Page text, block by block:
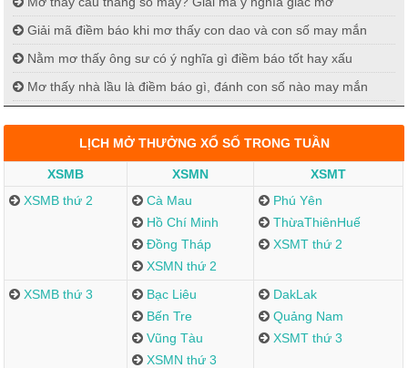
Giải mã điềm báo khi mơ thấy con dao và con số may mắn
Nằm mơ thấy ông sư có ý nghĩa gì điềm báo tốt hay xấu
Mơ thấy nhà lầu là điềm báo gì, đánh con số nào may mắn
LỊCH MỞ THƯỞNG XỔ SỐ TRONG TUẦN
XSMB XSMN
XSMT
XSMB thứ 2
Cà Mau
Hồ Chí Minh
Đồng Tháp
XSMN thứ 2
Phú Yên
ThừaThiênHuế
XSMT thứ 2
XSMB thứ 3
Bạc Liêu
Bến Tre
Vũng Tàu
XSMN thứ 3
DakLak
Quảng Nam
XSMT thứ 3